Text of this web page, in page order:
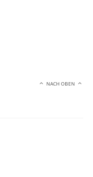
NACH OBEN